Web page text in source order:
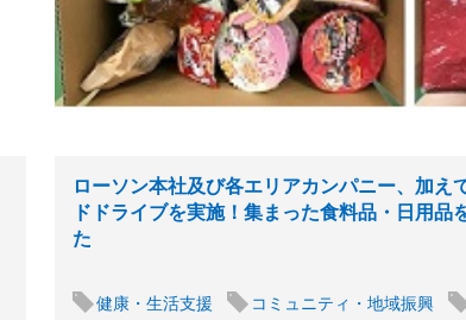
ローソン本社及び各エリアカンパニー、加え
ドドライブを実施！集まった食料品・日用品
た
健康・生活支援 コミュニティ・地域振興